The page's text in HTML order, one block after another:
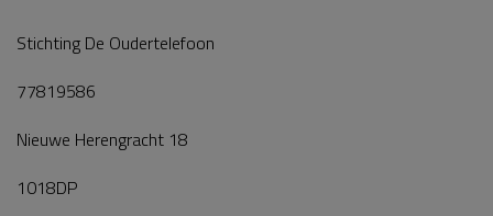
Stichting De Oudertelefoon
77819586
Nieuwe Herengracht 18
1018DP